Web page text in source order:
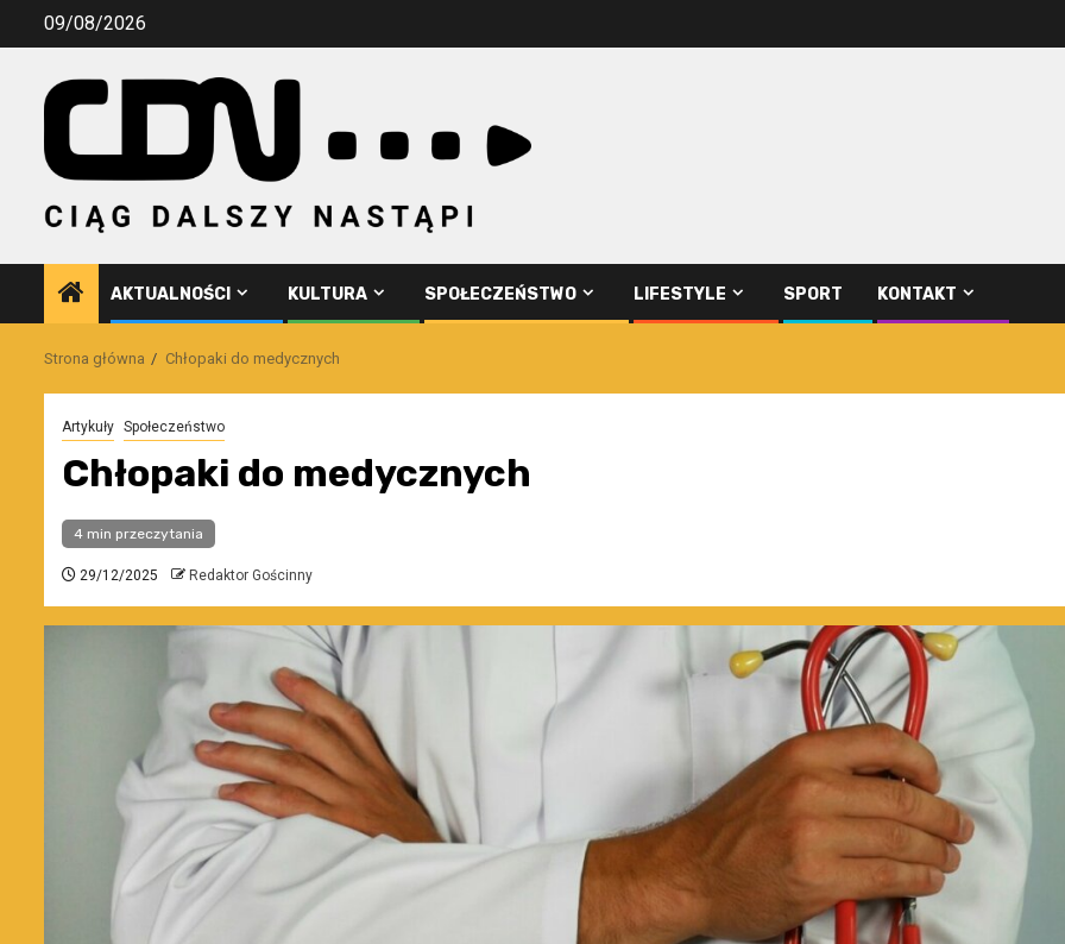
Przejdź09/08/2026
AKTUALNOŚCI KULTURA SPOŁECZEŃSTWO LIFESTYLE SPORT KONTAKT
Strona główna Chłopaki do medycznych
Artykuły Społeczeństwo
Chłopaki do medycznych
4 min przeczytania
29/12/2025 Redaktor Gościnny